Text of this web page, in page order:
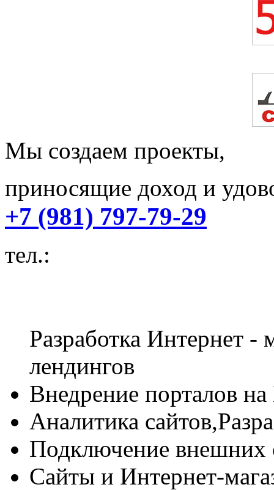
Мы создаем проекты,
приносящие доход и
+7 (981) 797-79-29
тел.:
Разработка Интернет -
лендингов
Внедрение порталов
Аналитика
Подключение внешних
Сайты и Интернет-